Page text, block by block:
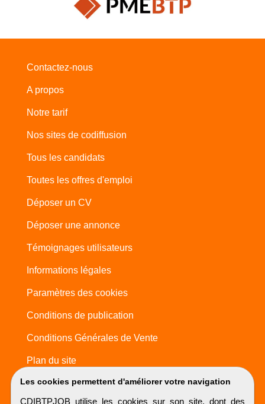
Les cookies permettent d'améliorer votre navigation
CDIBTPJOB utilise les cookies sur son site, dont des
Contactez-nous
A propos
Notre tarif
Nos sites de codiffusion
Tous les candidats
Toutes les offres d'emploi
Déposer un CV
Déposer une annonce
Témoignages utilisateurs
Informations légales
Paramètres des cookies
Conditions de publication
Conditions Générales de Vente
Plan du site